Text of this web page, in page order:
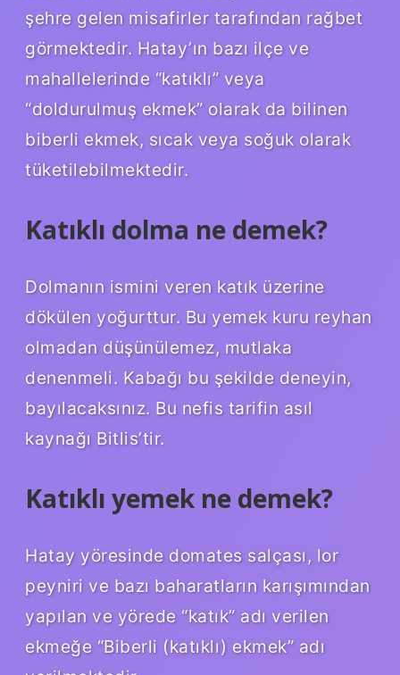
şehre gelen misafirler tarafından rağbet
görmektedir. Hatay’ın bazı ilçe ve
mahallelerinde “katıklı” veya
“doldurulmuş ekmek” olarak da bilinen
biberli ekmek, sıcak veya soğuk olarak
tüketilebilmektedir.
Katıklı dolma ne demek?
Dolmanın ismini veren katık üzerine
dökülen yoğurttur. Bu yemek kuru reyhan
olmadan düşünülemez, mutlaka
denenmeli. Kabağı bu şekilde deneyin,
bayılacaksınız. Bu nefis tarifin asıl
kaynağı Bitlis’tir.
Katıklı yemek ne demek?
Hatay yöresinde domates salçası, lor
peyniri ve bazı baharatların karışımından
yapılan ve yörede “katık” adı verilen
ekmeğe “Biberli (katıklı) ekmek” adı